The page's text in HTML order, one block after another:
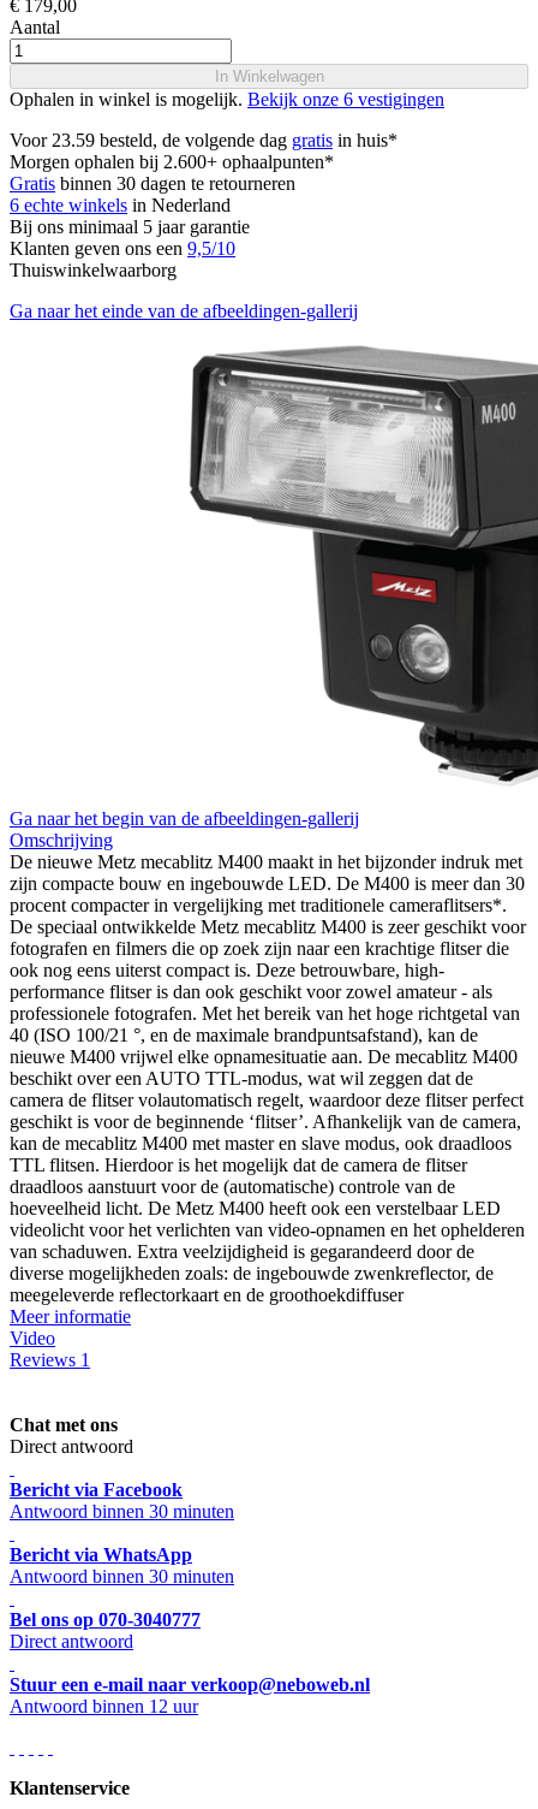
€ 179,00
Aantal
In Winkelwagen
Ophalen in winkel is mogelijk. Bekijk onze 6 vestigingen
Voor 23.59 besteld, de volgende dag gratis in huis*
Morgen ophalen bij 2.600+ ophaalpunten*
Gratis binnen 30 dagen te retourneren
6 echte winkels in Nederland
Bij ons minimaal 5 jaar garantie
Klanten geven ons een 9,5/10
Thuiswinkelwaarborg
Ga naar het einde van de afbeeldingen-gallerij
Ga naar het begin van de afbeeldingen-gallerij
Omschrijving
De nieuwe Metz mecablitz M400 maakt in het bijzonder indruk met
zijn compacte bouw en ingebouwde LED. De M400 is meer dan 30
procent compacter in vergelijking met traditionele cameraflitsers*.
De speciaal ontwikkelde Metz mecablitz M400 is zeer geschikt voor
fotografen en filmers die op zoek zijn naar een krachtige flitser die
ook nog eens uiterst compact is. Deze betrouwbare, high-
performance flitser is dan ook geschikt voor zowel amateur - als
professionele fotografen. Met het bereik van het hoge richtgetal van
40 (ISO 100/21 °, en de maximale brandpuntsafstand), kan de
nieuwe M400 vrijwel elke opnamesituatie aan. De mecablitz M400
beschikt over een AUTO TTL-modus, wat wil zeggen dat de
camera de flitser volautomatisch regelt, waardoor deze flitser perfect
geschikt is voor de beginnende ‘flitser’. Afhankelijk van de camera,
kan de mecablitz M400 met master en slave modus, ook draadloos
TTL flitsen. Hierdoor is het mogelijk dat de camera de flitser
draadloos aanstuurt voor de (automatische) controle van de
hoeveelheid licht. De Metz M400 heeft ook een verstelbaar LED
videolicht voor het verlichten van video-opnamen en het ophelderen
van schaduwen. Extra veelzijdigheid is gegarandeerd door de
diverse mogelijkheden zoals: de ingebouwde zwenkreflector, de
meegeleverde reflectorkaart en de groothoekdiffuser
Meer informatie
Video
Reviews 1
Chat met ons
Direct antwoord
Bericht via Facebook
Antwoord binnen 30 minuten
Bericht via WhatsApp
Antwoord binnen 30 minuten
Bel ons op 070-3040777
Direct antwoord
Stuur een e-mail naar verkoop@neboweb.nl
Antwoord binnen 12 uur
Klantenservice